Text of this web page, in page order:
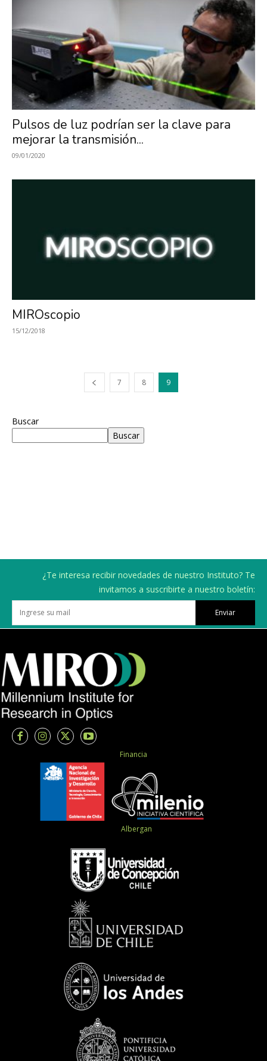
Pulsos de luz podrían ser la clave para
mejorar la transmisión...
09/01/2020
MIROscopio
15/12/2018
7 8 9
Buscar
Buscar
¿Te interesa recibir novedades de nuestro Instituto? Te
invitamos a suscribirte a nuestro boletín:
Enviar
Financia
Albergan